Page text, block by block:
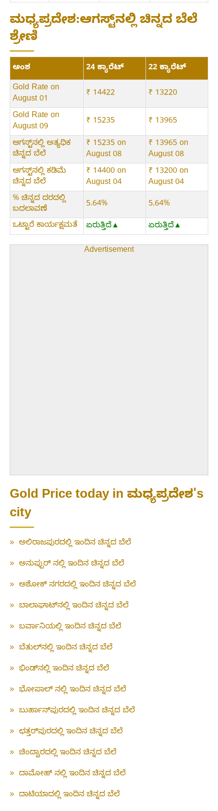
ಮಧ್ಯಪ್ರದೇಶ:ಆಗಸ್ಟ್‌ನಲ್ಲಿ ಚಿನ್ನದ ಬೆಲೆ
ಶ್ರೇಣಿ
ಅಂಶ 24 ಕ್ಯಾರೆಟ್
22 ಕ್ಯಾರೆಟ್
Gold Rate on
August 01
₹ 14422 ₹ 13220
Gold Rate on
August 09
₹ 15235 ₹ 13965
ಆಗಸ್ಟ್‌ನಲ್ಲಿ ಅತ್ಯಧಿಕ
ಚಿನ್ನದ ಬೆಲೆ
₹ 15235 on
August 08
₹ 13965 on
August 08
ಆಗಸ್ಟ್‌ನಲ್ಲಿ ಕಡಿಮೆ
ಚಿನ್ನದ ಬೆಲೆ
₹ 14400 on
August 04
₹ 13200 on
August 04
% ಚಿನ್ನದ ದರದಲ್ಲಿ
ಬದಲಾವಣೆ
5.64%
5.64%
ಒಟ್ಟಾರೆ ಕಾರ್ಯಕ್ಷಮತೆ
ಏರುತ್ತಿದೆ▲ ಏರುತ್ತಿದೆ▲
Advertisement
Gold Price today in ಮಧ್ಯಪ್ರದೇಶ's
city
» ಅಲಿರಾಜಪುರದಲ್ಲಿ ಇಂದಿನ ಚಿನ್ನದ ಬೆಲೆ
» ಅನುಪ್ಪುರ್ ನಲ್ಲಿ ಇಂದಿನ ಚಿನ್ನದ ಬೆಲೆ
» ಅಶೋಕ್ ನಗರದಲ್ಲಿ ಇಂದಿನ ಚಿನ್ನದ ಬೆಲೆ
» ಬಾಲಾಘಾಟ್‌ನಲ್ಲಿ ಇಂದಿನ ಚಿನ್ನದ ಬೆಲೆ
» ಬರ್ವಾನಿಯಲ್ಲಿ ಇಂದಿನ ಚಿನ್ನದ ಬೆಲೆ
» ಬೆತುಲ್‌ನಲ್ಲಿ ಇಂದಿನ ಚಿನ್ನದ ಬೆಲೆ
» ಭಿಂಡ್‌ನಲ್ಲಿ ಇಂದಿನ ಚಿನ್ನದ ಬೆಲೆ
» ಭೋಪಾಲ್ ನಲ್ಲಿ ಇಂದಿನ ಚಿನ್ನದ ಬೆಲೆ
» ಬುರ್ಹಾನ್‌ಪುರದಲ್ಲಿ ಇಂದಿನ ಚಿನ್ನದ ಬೆಲೆ
» ಛತ್ತರ್‌ಪುರದಲ್ಲಿ ಇಂದಿನ ಚಿನ್ನದ ಬೆಲೆ
» ಚಿಂದ್ವಾರದಲ್ಲಿ ಇಂದಿನ ಚಿನ್ನದ ಬೆಲೆ
» ದಾಮೋಹ್ ನಲ್ಲಿ ಇಂದಿನ ಚಿನ್ನದ ಬೆಲೆ
» ದಾಟಿಯಾದಲ್ಲಿ ಇಂದಿನ ಚಿನ್ನದ ಬೆಲೆ